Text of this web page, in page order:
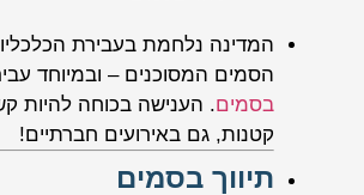
המדינה נלחמת בעבירת
הסמים המסוכנים – ובמיוחד
בסמים. הענישה בכוחה להיות
קטנות, גם באירועים חברתיים!
תיווך בסמים